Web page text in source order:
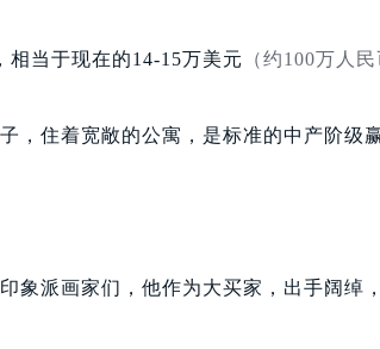
当于现在的14-15万美元 （约100万人民
，住着宽敞的公寓，是标准的中产阶级赢
象派画家们，他作为大买家，出手阔绰